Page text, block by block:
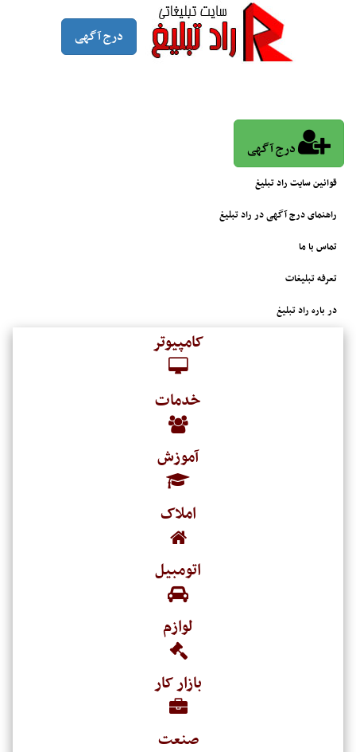
درج آگهی
درج آگهی
قوانین سایت راد تبلیغ
راهنمای درج آگهی در راد تبلیغ
تماس با ما
تعرفه تبلیغات
در باره راد تبلیغ
کامپیوتر
خدمات
آموزش
املاک
اتومبیل
لوازم
بازار کار
صنعت